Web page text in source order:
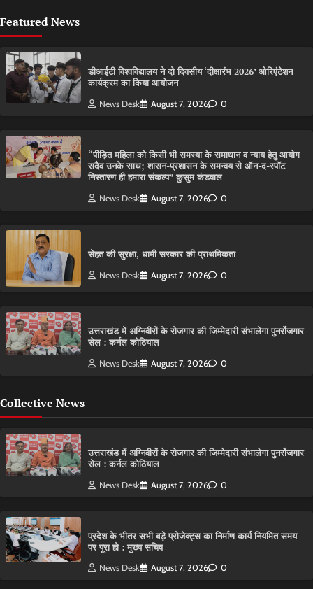
Featured News
डीआईटी विश्वविद्यालय ने दो दिवसीय ‘दीक्षारंभ 2026’ ओरिएंटेशन
कार्यक्रम का किया आयोजन
News Desk August 7, 2026 0
“पीड़ित महिला को किसी भी समस्या के समाधान व न्याय हेतु आयोग
सदैव उनके साथ; शासन-प्रशासन के समन्वय से ऑन-द-स्पॉट
निस्तारण ही हमारा संकल्प” कुसुम कंडवाल
News Desk August 7, 2026 0
सेहत की सुरक्षा, धामी सरकार की प्राथमिकता
News Desk August 7, 2026 0
उत्तराखंड में अग्निवीरों के रोजगार की जिम्मेदारी संभालेगा पुनर्रोजगार
सेल : कर्नल कोठियाल
News Desk August 7, 2026 0
Collective News
उत्तराखंड में अग्निवीरों के रोजगार की जिम्मेदारी संभालेगा पुनर्रोजगार
सेल : कर्नल कोठियाल
News Desk August 7, 2026 0
प्रदेश के भीतर सभी बड़े प्रोजेक्ट्स का निर्माण कार्य नियमित समय
पर पूरा हो : मुख्य सचिव
News Desk August 7, 2026 0